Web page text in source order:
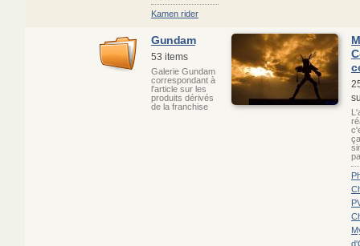
Kamen rider
Gundam
53 items
Galerie Gundam
correspondant à
l'article sur les
produits dérivés
de la franchise